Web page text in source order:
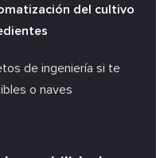
del cultivo
de ingeniería si te
o naves